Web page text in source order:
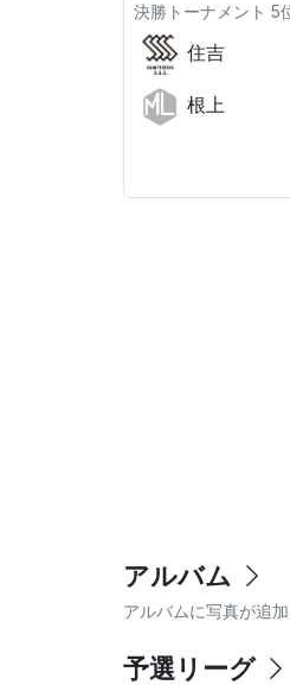
決勝トーナメント 5
住吉
根上
アルバム
アルバムに写真が追
予選リーグ